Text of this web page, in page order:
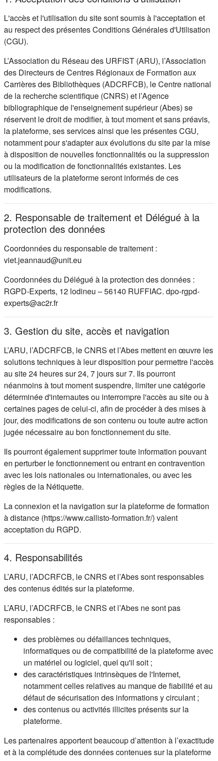
L'accès et l'utilisation du site sont soumis à l'acceptation et
au respect des présentes Conditions Générales d'Utilisation
(CGU).
L’Association du Réseau des URFIST (ARU), l’Association
des Directeurs de Centres Régionaux de Formation aux
Carrières des Bibliothèques (ADCRFCB), le Centre national
de la recherche scientifique (CNRS) et l’Agence
bibliographique de l'enseignement supérieur (Abes) se
réservent le droit de modifier, à tout moment et sans préavis,
la plateforme, ses services ainsi que les présentes CGU,
notamment pour s'adapter aux évolutions du site par la mise
à disposition de nouvelles fonctionnalités ou la suppression
ou la modification de fonctionnalités existantes. Les
utilisateurs de la plateforme seront informés de ces
modifications.
2. Responsable de traitement et Délégué à la
protection des données
Coordonnées du responsable de traitement :
viet.jeannaud@unit.eu
Coordonnées du Délégué à la protection des données :
RGPD-Experts, 12 lodineu – 56140 RUFFIAC. dpo-rgpd-
experts@ac2r.fr
3. Gestion du site, accès et navigation
L’ARU, l’ADCRFCB, le CNRS et l’Abes mettent en œuvre les
solutions techniques à leur disposition pour permettre l'accès
au site 24 heures sur 24, 7 jours sur 7. Ils pourront
néanmoins à tout moment suspendre, limiter une catégorie
déterminée d'internautes ou interrompre l'accès au site ou à
certaines pages de celui-ci, afin de procéder à des mises à
jour, des modifications de son contenu ou toute autre action
jugée nécessaire au bon fonctionnement du site.
Ils pourront également supprimer toute information pouvant
en perturber le fonctionnement ou entrant en contravention
avec les lois nationales ou internationales, ou avec les
règles de la Nétiquette.
La connexion et la navigation sur la plateforme de formation
à distance (https://www.callisto-formation.fr/) valent
acceptation du RGPD.
4. Responsabilités
L’ARU, l’ADCRFCB, le CNRS et l’Abes sont responsables
des contenus édités sur la plateforme.
L’ARU, l’ADCRFCB, le CNRS et l’Abes ne sont pas
responsables :
des problèmes ou défaillances techniques,
informatiques ou de compatibilité de la plateforme avec
un matériel ou logiciel, quel qu'il soit ;
des caractéristiques intrinsèques de l'Internet,
notamment celles relatives au manque de fiabilité et au
défaut de sécurisation des informations y circulant ;
des contenus ou activités illicites présents sur la
plateforme.
Les partenaires apportent beaucoup d’attention à l’exactitude
et à la complétude des données contenues sur la plateforme